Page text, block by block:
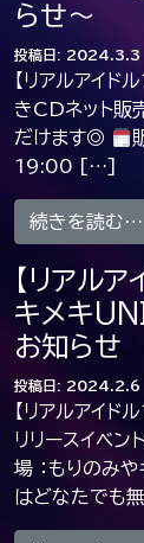
らせ〜
投稿日: 2024.3.3
【リアルアイド
きCDネット販
だけます◎
19:00 […]
続きを読む…
【リアルア
キメキ
お知らせ
投稿日: 2024.2.6
【リアルアイド
リリースイベン
場 ：もりのみ
はどなたでも